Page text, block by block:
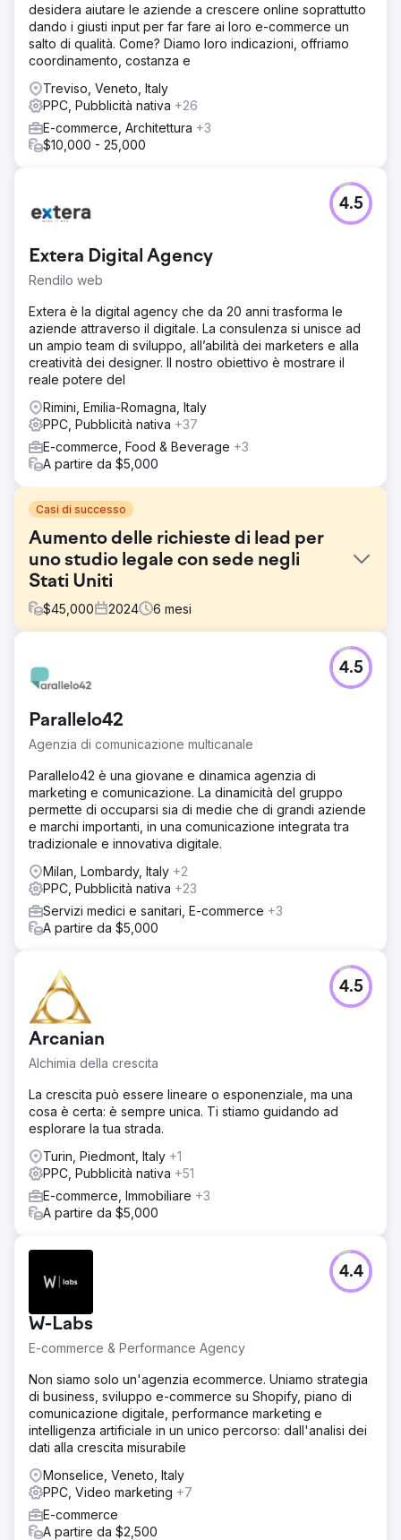
desidera aiutare le aziende a crescere online soprattutto
dando i giusti input per far fare ai loro e-commerce un
salto di qualità. Come? Diamo loro indicazioni, offriamo
coordinamento, costanza e
Treviso, Veneto, Italy
PPC, Pubblicità nativa +26
E-commerce, Architettura +3
$10,000 - 25,000
Extera Digital Agency
Rendilo web
4.5
Extera è la digital agency che da 20 anni trasforma le
aziende attraverso il digitale. La consulenza si unisce ad
un ampio team di sviluppo, all’abilità dei marketers e alla
creatività dei designer. Il nostro obiettivo è mostrare il
reale potere del
Rimini, Emilia-Romagna, Italy
PPC, Pubblicità nativa +37
E-commerce, Food & Beverage +3
A partire da $5,000
Casi di successo
Aumento delle richieste di lead per
uno studio legale con sede negli
Stati Uniti
$45,000 2024 6 mesi
Il sito web non era in classifica né convertiva i lead.
Ho riprogettato la landing page e creato più pagine di
aiuta per una strategia a lungo termine, la PPC è ottima
per una lead gen più rapida.
Risultato
Lo studio legale riceve 2-3 contatti al mese, aumentando il
numero di consulenze.
Vai alla pagina agenzia
Parallelo42
Agenzia di comunicazione multicanale
4.5
Parallelo42 è una giovane e dinamica agenzia di
marketing e comunicazione. La dinamicità del gruppo
permette di occuparsi sia di medie che di grandi aziende
e marchi importanti, in una comunicazione integrata tra
tradizionale e innovativa digitale.
Milan, Lombardy, Italy +2
PPC, Pubblicità nativa +23
Servizi medici e sanitari, E-commerce +3
A partire da $5,000
Arcanian
Alchimia della crescita
4.5
La crescita può essere lineare o esponenziale, ma una
cosa è certa: è sempre unica. Ti stiamo guidando ad
esplorare la tua strada.
Turin, Piedmont, Italy +1
PPC, Pubblicità nativa +51
E-commerce, Immobiliare +3
A partire da $5,000
W-Labs
E-commerce & Performance Agency
4.4
Non siamo solo un'agenzia ecommerce. Uniamo strategia
di business, sviluppo e-commerce su Shopify, piano di
comunicazione digitale, performance marketing e
intelligenza artificiale in un unico percorso: dall'analisi dei
dati alla crescita misurabile
Monselice, Veneto, Italy
PPC, Video marketing +7
E-commerce
A partire da $2,500